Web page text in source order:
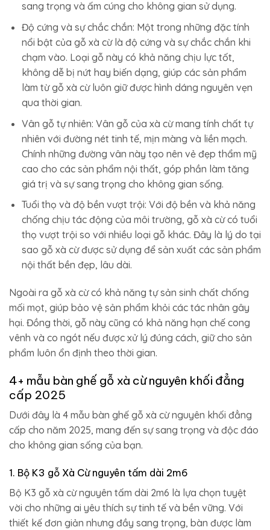
sang trọng và ấm cúng cho không gian sử dụng.
Độ cứng và sự chắc chắn: Một trong những đặc tính
nổi bật của gỗ xà cừ là độ cứng và sự chắc chắn khi
chạm vào. Loại gỗ này có khả năng chịu lực tốt,
không dễ bị nứt hay biến dạng, giúp các sản phẩm
làm từ gỗ xà cừ luôn giữ được hình dáng nguyên vẹn
qua thời gian.
Vân gỗ tự nhiên: Vân gỗ của xà cừ mang tính chất tự
nhiên với đường nét tinh tế, mịn màng và liền mạch.
Chính những đường vân này tạo nên vẻ đẹp thẩm mỹ
cao cho các sản phẩm nội thất, góp phần làm tăng
giá trị và sự sang trọng cho không gian sống.
Tuổi thọ và độ bền vượt trội: Với độ bền và khả năng
chống chịu tác động của môi trường, gỗ xà cừ có tuổi
thọ vượt trội so với nhiều loại gỗ khác. Đây là lý do tại
sao gỗ xà cừ được sử dụng để sản xuất các sản phẩm
nội thất bền đẹp, lâu dài.
Ngoài ra gỗ xà cừ có khả năng tự sản sinh chất chống
mối mọt, giúp bảo vệ sản phẩm khỏi các tác nhân gây
hại. Đồng thời, gỗ này cũng có khả năng hạn chế cong
vênh và co ngót nếu được xử lý đúng cách, giữ cho sản
phẩm luôn ổn định theo thời gian.
4+ mẫu bàn ghế gỗ xà cừ nguyên khối đẳng
cấp 2025
Dưới đây là 4 mẫu bàn ghế gỗ xà cừ nguyên khối đẳng
cấp cho năm 2025, mang đến sự sang trọng và độc đáo
cho không gian sống của bạn.
1. Bộ K3 gỗ Xà Cừ nguyên tấm dài 2m6
Bộ K3 gỗ xà cừ nguyên tấm dài 2m6 là lựa chọn tuyệt
vời cho những ai yêu thích sự tinh tế và bền vững. Với
thiết kế đơn giản nhưng đầy sang trọng, bàn được làm